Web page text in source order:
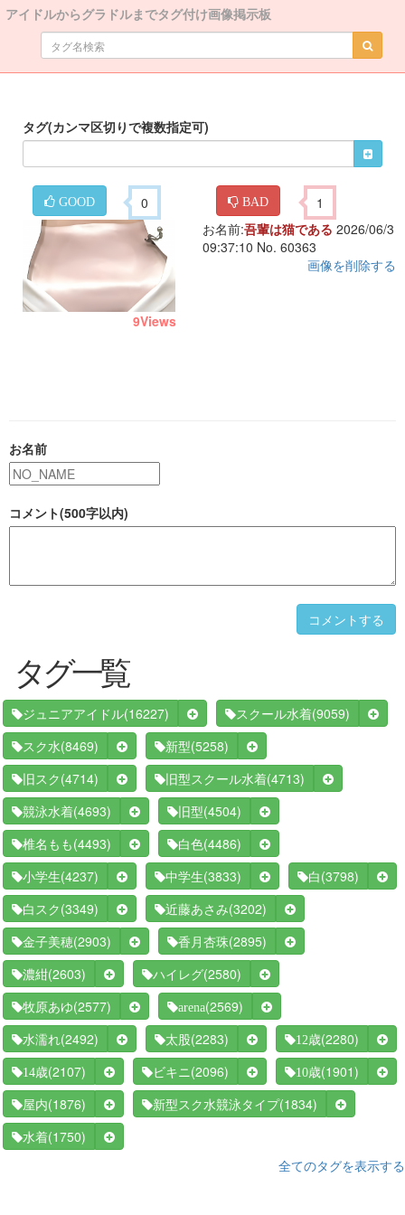
アイドルからグラドルまでタグ付け画像掲示板
タグ(カンマ区切りで複数指定可)
GOOD 0 BAD 1
9Views
お名前:吾輩は猫である 2026/06/3
09:37:10 No. 60363
画像を削除する
お名前
コメント(500字以内)
コメントする
タグ一覧
ジュニアアイドル(16227) スクール水着(9059)
スク水(8469) 新型(5258)
旧スク (4714) 旧型スクール水着(4713)
競泳水着(4693) 旧型(4504)
椎名もも (4493) 白色(4486)
小学生(4237) 中学生(3833) 白 (3798)
白スク (3349) 近藤あさみ(3202)
金子美穂(2903) 香月杏珠(2895)
濃紺(2603) ハイレグ(2580)
牧原あゆ(2577) arena(2569)
水濡れ(2492) 太股(2283) 12歳(2280)
14歳(2107) ビキニ (2096) 10歳(1901)
屋内(1876) 新型スク水競泳タイプ(1834)
水着(1750)
全てのタグを表示する